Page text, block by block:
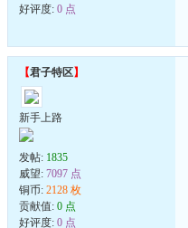
好评度: 0 点
【君子特区】
新手上路
发帖: 1835
威望: 7097 点
铜币: 2128 枚
贡献值: 0 点
好评度: 0 点